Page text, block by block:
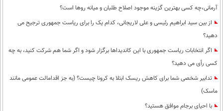
آرمانی،چه کسی بهترین گزینه موجود اصلاح طلبان و میانه روها است؟
از بین سید ابراهیم رئیسی و علی لاریجانی، کدام یک را برای ریاست جمهوری ترجیح می
دهید؟
اگر انتخابات ریاست جمهوری با این کاندیداها برگزار شود و اگر شما هم شرکت کنید، به چه
کسی رأی می دهید؟
تدابیر شخصی شما برای کاهش ریسک ابتلا به کرونا چیست؟ (به جز اقدامالت عمومی مانند
ماسک)
با احیای برجام موافق هستید؟